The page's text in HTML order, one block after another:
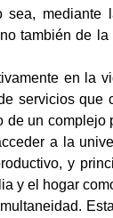
también de
en la
servicios que
un
a la
y
y el hogar